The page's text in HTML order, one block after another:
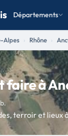
Départements
Alpes Rhône
faire à
terroir et lieux